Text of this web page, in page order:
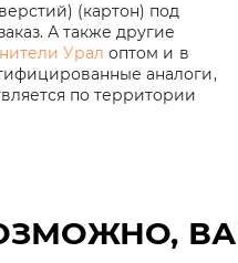
(картон) под
А также другие
Урал оптом и в
аналоги,
по территории